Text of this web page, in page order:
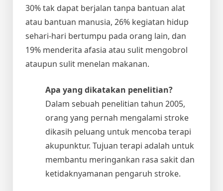
30% tak dapat berjalan tanpa bantuan alat
atau bantuan manusia, 26% kegiatan hidup
sehari-hari bertumpu pada orang lain, dan
19% menderita afasia atau sulit mengobrol
ataupun sulit menelan makanan.
Apa yang dikatakan penelitian?
Dalam sebuah penelitian tahun 2005,
orang yang pernah mengalami stroke
dikasih peluang untuk mencoba terapi
akupunktur. Tujuan terapi adalah untuk
membantu meringankan rasa sakit dan
ketidaknyamanan pengaruh stroke.